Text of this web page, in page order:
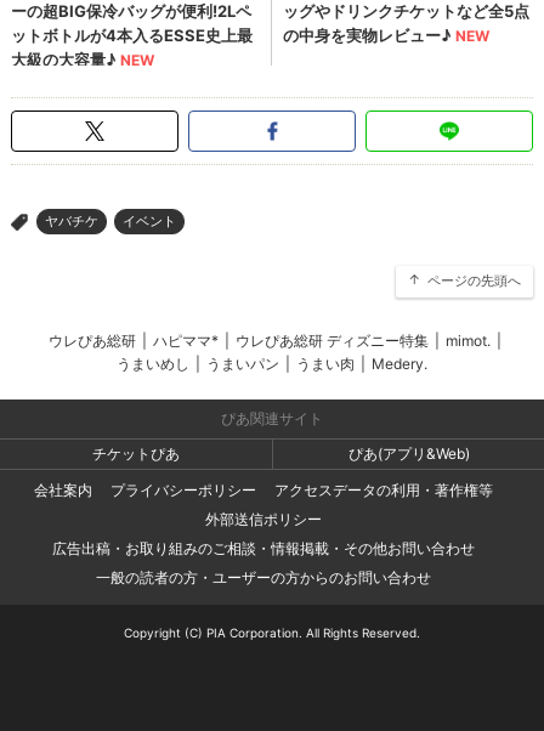
> ヤバチケ イベント
ページの先頭へ
ウレぴあ総研 ハピママ* ウレぴあ総研 ディズニー特集 mimot.
うまいめし
うまいパン うまい肉 Medery.
ぴあ関連サイト
チケットぴあ
ぴあ(アプリ&Web)
会社案内
プライバシーポリシー
アクセスデータの利用・著作権等
外部送信ポリシー
広告出稿・お取り組みのご相談・情報掲載・その他お問い合わせ
一般の読者の方・ユーザーの方からのお問い合わせ
Copyright (C) PIA Corporation. All Rights Reserved.